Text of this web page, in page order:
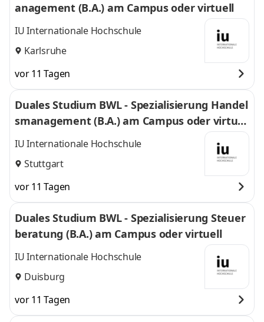
anagement (B.A.) am Campus oder virtuell
IU Internationale Hochschule
Karlsruhe
vor 11 Tagen
Duales Studium BWL - Spezialisierung Handel
smanagement (B.A.) am Campus oder virtuel
l
IU Internationale Hochschule
Stuttgart
vor 11 Tagen
Duales Studium BWL - Spezialisierung Steuer
beratung (B.A.) am Campus oder virtuell
IU Internationale Hochschule
Duisburg
vor 11 Tagen